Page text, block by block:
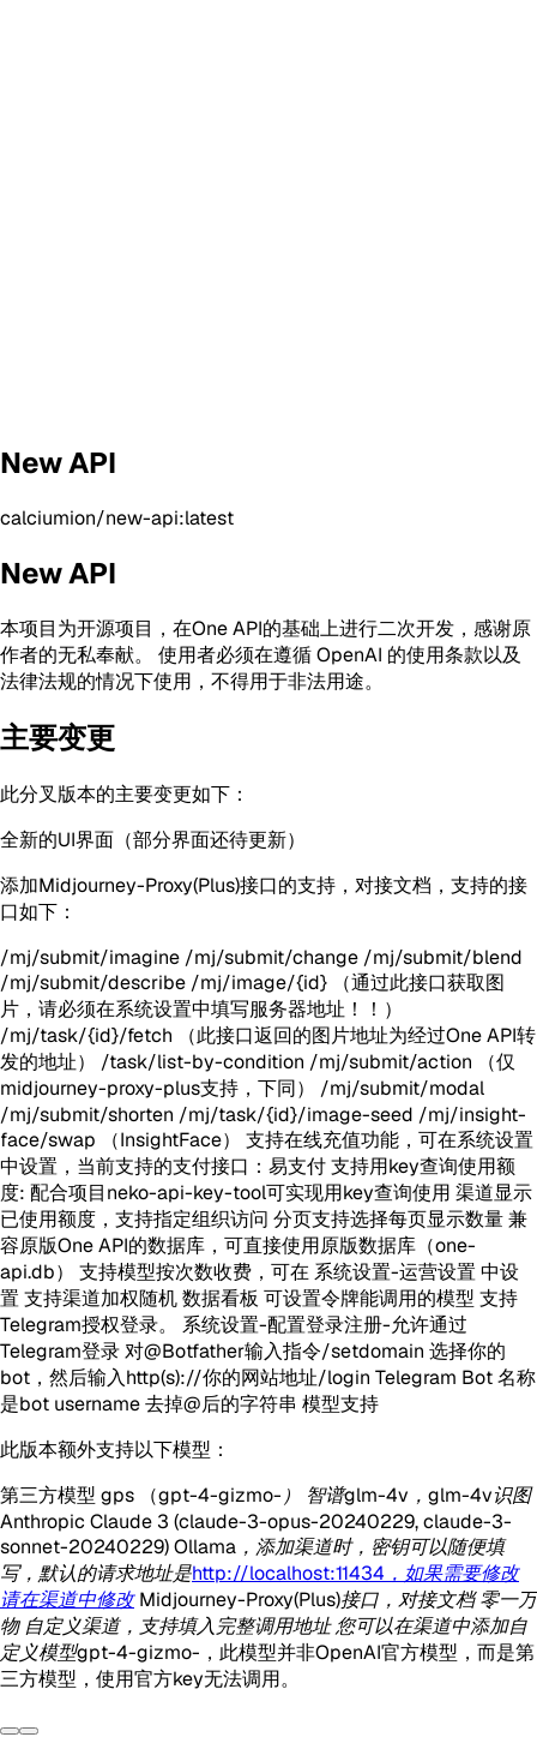
New API
calciumion/new-api:latest
New API
本项目为开源项目，在One API的基础上进行二次开发，感谢原
作者的无私奉献。 使用者必须在遵循 OpenAI 的使用条款以及
法律法规的情况下使用，不得用于非法用途。
主要变更
此分叉版本的主要变更如下：
全新的UI界面（部分界面还待更新）
添加Midjourney-Proxy(Plus)接口的支持，对接文档，支持的接
口如下：
/mj/submit/imagine /mj/submit/change /mj/submit/blend
/mj/submit/describe /mj/image/{id} （通过此接口获取图
片，请必须在系统设置中填写服务器地址！！）
/mj/task/{id}/fetch （此接口返回的图片地址为经过One API转
发的地址） /task/list-by-condition /mj/submit/action （仅
midjourney-proxy-plus支持，下同） /mj/submit/modal
/mj/submit/shorten /mj/task/{id}/image-seed /mj/insight-
face/swap （InsightFace） 支持在线充值功能，可在系统设置
中设置，当前支持的支付接口：易支付 支持用key查询使用额
度: 配合项目neko-api-key-tool可实现用key查询使用 渠道显示
已使用额度，支持指定组织访问 分页支持选择每页显示数量 兼
容原版One API的数据库，可直接使用原版数据库（one-
api.db） 支持模型按次数收费，可在 系统设置-运营设置 中设
置 支持渠道加权随机 数据看板 可设置令牌能调用的模型 支持
Telegram授权登录。 系统设置-配置登录注册-允许通过
Telegram登录 对@Botfather输入指令/setdomain 选择你的
bot，然后输入http(s)://你的网站地址/login Telegram Bot 名称
是bot username 去掉@后的字符串 模型支持
此版本额外支持以下模型：
第三方模型 gps （gpt-4-gizmo- ） 智谱glm-4v，glm-4v识图
Anthropic Claude 3 (claude-3-opus-20240229, claude-3-
sonnet-20240229) Ollama，添加渠道时，密钥可以随便填
写，默认的请求地址是http://localhost:11434，如果需要修改
请在渠道中修改Midjourney-Proxy(Plus)接口，对接文档 零一万
物 自定义渠道，支持填入完整调用地址 您可以在渠道中添加自
定义模型gpt-4-gizmo- ，此模型并非OpenAI官方模型，而是第
三方模型，使用官方key无法调用。